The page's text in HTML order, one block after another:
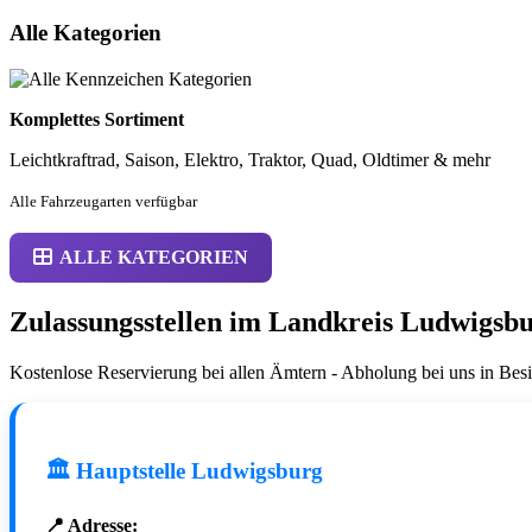
Alle Kategorien
Komplettes Sortiment
Leichtkraftrad, Saison, Elektro, Traktor, Quad, Oldtimer & mehr
Alle Fahrzeugarten verfügbar
ALLE KATEGORIEN
Zulassungsstellen im Landkreis
Kostenlose Reservierung bei allen Ämtern - Abholung bei uns in
🏛️ Hauptstelle Ludwigsburg
📍 Adresse: